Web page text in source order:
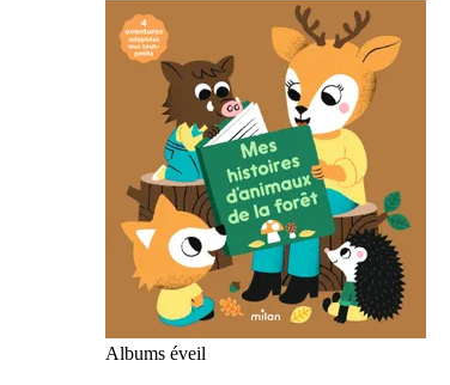
Albums éveil